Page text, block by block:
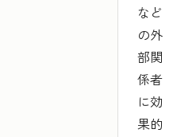
など
の外
部関
係者
に効
果的